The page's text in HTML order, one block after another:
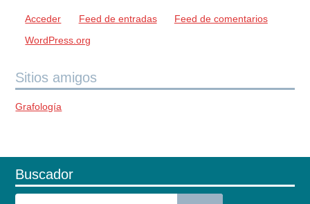
Acceder Feed de entradas
Feed de comentarios
WordPress.org
Sitios amigos
Grafología
Buscador